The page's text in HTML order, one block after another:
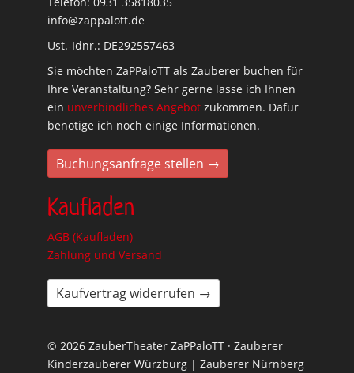
info@zappalott.de
Ust.-Idnr.: DE292557463
Sie möchten ZaPPaloTT als Zauberer buchen für
Ihre Veranstaltung? Sehr gerne lasse ich Ihnen
ein unverbindliches Angebot zukommen. Dafür
benötige ich noch einige Informationen.
Buchungsanfrage stellen →
Kaufladen
AGB (Kaufladen)
Zahlung und Versand
Kaufvertrag widerrufen →
© 2026 ZauberTheater ZaPPaloTT · Zauberer
Kinderzauberer Würzburg | Zauberer Nürnberg